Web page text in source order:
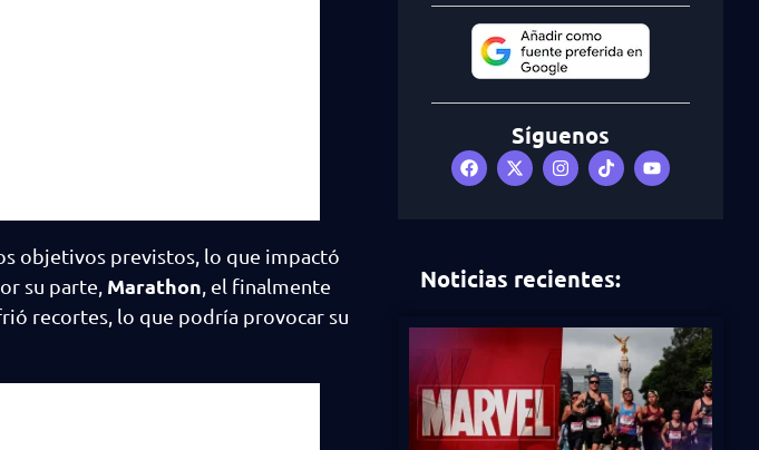
objetivos previstos, lo que impactó
su parte, Marathon , el finalmente
recortes, lo que podría provocar su
Síguenos
Noticias recientes: